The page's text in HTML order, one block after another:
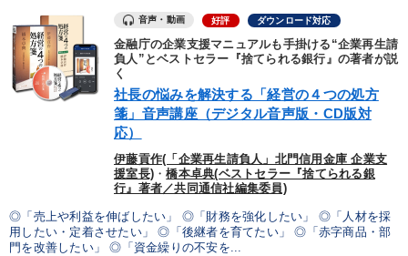
音声・動画 好評 ダウンロード対応
金融庁の企業支援マニュアルも手掛ける“企業再生請
負人”とベストセラー『捨てられる銀行』の著者が説
く
社長の悩みを解決する「経営の４つの処方
箋」音声講座（デジタル音声版・CD版対
応）
伊藤貢作(「企業再生請負人」北門信用金庫 企業支
援室長) ・橋本卓典(ベストセラー『捨てられる銀
行』著者／共同通信社編集委員)
◎「売上や利益を伸ばしたい」 ◎「財務を強化したい」 ◎「人材を採
用したい・定着させたい」 ◎「後継者を育てたい」 ◎「赤字商品・部
門を改善したい」 ◎「資金繰りの不安を...